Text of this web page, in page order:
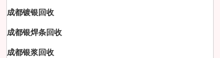
成都镀银回收
成都银焊条回收
成都银浆回收